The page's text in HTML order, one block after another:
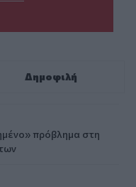
Δημοφιλή
πρόβλημα στη